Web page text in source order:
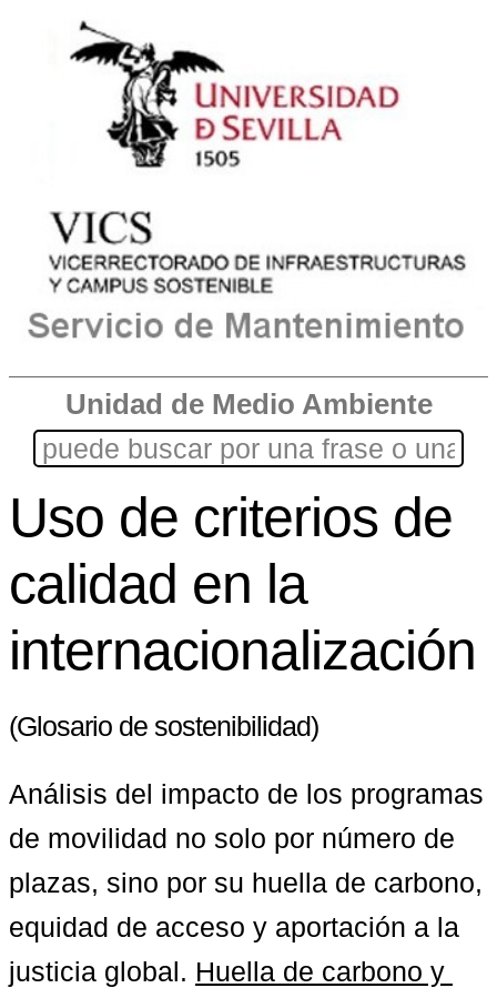
Unidad de Medio Ambiente
Uso de criterios de
calidad en la
internacionalización
(Glosario de sostenibilidad)
Análisis del impacto de los programas
de movilidad no solo por número de
plazas, sino por su huella de carbono,
equidad de acceso y aportación a la
justicia global. Huella de carbono y